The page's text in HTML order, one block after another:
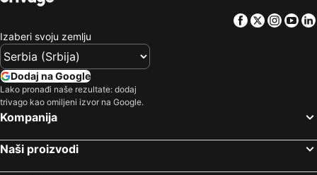
Aeroportul International Stefan cel Mare
Manastirea Voronet
Partia Toplita - Magherus
Gara CFR
Lacul Mierlei
Ternopil Airport
Verkhniy Studenyy
Yaremcha Museum of Carpathian Region Ethnography and Ecology
Facebook
Twitter
Izaberi svoju zemlju
Dodaj na Google
Lako pronađi naše rezultate: dodaj
trivago kao omiljeni izvor na Google.
Kompanija
Naši proizvodi